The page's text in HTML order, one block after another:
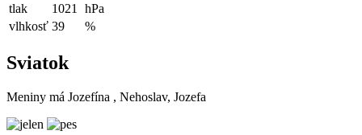
tlak
1021
hPa
vlhkosť 39 %
Sviatok
Meniny má Jozefína , Nehoslav, Jozefa